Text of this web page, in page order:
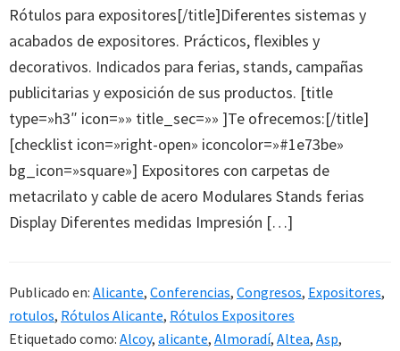
Rótulos para expositores[/title]Diferentes sistemas y
acabados de expositores. Prácticos, flexibles y
decorativos. Indicados para ferias, stands, campañas
publicitarias y exposición de sus productos. [title
type=»h3″ icon=»» title_sec=»» ]Te ofrecemos:[/title]
[checklist icon=»right-open» iconcolor=»#1e73be»
bg_icon=»square»] Expositores con carpetas de
metacrilato y cable de acero Modulares Stands ferias
Display Diferentes medidas Impresión […]
Publicado en: Alicante, Conferencias, Congresos, Expositores,
rotulos, Rótulos Alicante, Rótulos Expositores
Etiquetado como: Alcoy, alicante, Almoradí, Altea, Asp,